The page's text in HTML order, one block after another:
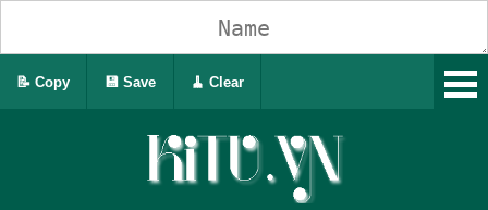
📝 Copy 💾 Save 🧹 Clear